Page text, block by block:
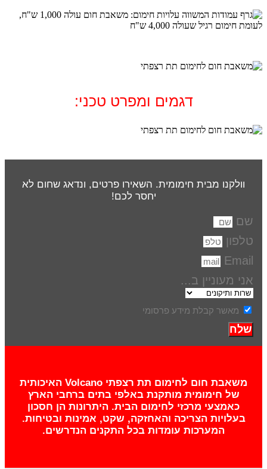
דגמים ומפרט טכני:
וולקנו מבית חימומית. השאירו פרטים, ונדאג שחום לא
יחסר לכם!
שם
טלפון
Email
אני מעוניין ב...
מאשר קבלת מידע פרסומי
שלח
משאבת חום לחימום תת רצפתי Volcano האיכותית
של חימומית מותקנת באלפי בתים ברחבי הארץ
כאמצעי מרכזי לחימום הבית. היתרונות הן חסכון
בעלויות הצריכה והאחזקה, שקט, אמינות ובטיחות.
המערכות עומדות בכל התקנים הנדרשים.